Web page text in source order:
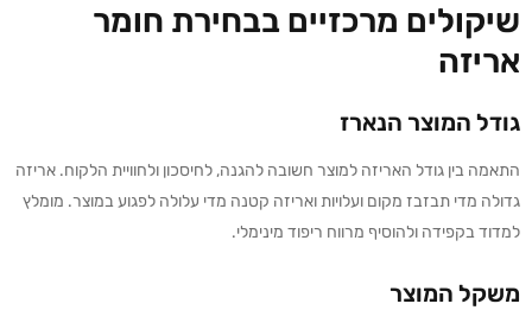
שיקולים מרכזיים בבחירת חומר
אריזה
גודל המוצר הנארז
התאמה בין גודל האריזה למוצר חשובה להגנה, לחיסכון ולחוויית הלקוח. אריזה
גדולה מדי תבזבז מקום ועלויות ואריזה קטנה מדי עלולה לפגוע במוצר. מומלץ
למדוד בקפידה ולהוסיף מרווח ריפוד מינימלי.
משקל המוצר